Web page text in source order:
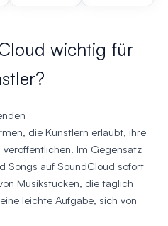
wichtig für
die Künstlern erlaubt, ihre
Im Gegensatz
Songs auf SoundCloud sofort
Musikstücken, die täglich
leichte Aufgabe, sich von